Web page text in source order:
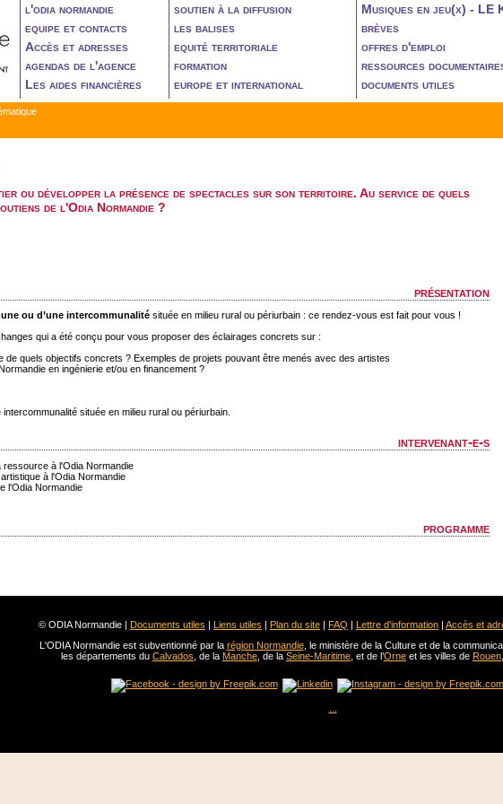
l'odia normandie
equipe et contacts
Accès et adresses
agendas de l'agence
Les aides financières
soutien à la diffusion
les balises
equité territoriale
formation
europe et international
Musiques en jeu(x) - LE
brèves
offres d'emploi
ressources
documents utiles
ou développer la présence de spectacles sur son territoire. Au service de quels
de l'Odia Normandie ?
présentation
ou d’une intercommunalité située en milieu rural ou périurbain : ce rendez-vous est fait pour vous !
qui a été conçu pour vous proposer des éclairages concrets sur :
de quels objectifs concrets ? Exemples de projets pouvant être menés avec des artistes
en ingénierie et/ou en financement ?
intercommunalité située en milieu rural ou périurbain.
intervenant-e-s
ressource à l'Odia Normandie
artistique à l'Odia Normandie
l'Odia Normandie
programme
© ODIA Normandie | Documents utiles | Liens utiles | Plan du site | FAQ | Lettre d'information | Accès et
L'ODIA Normandie est subventionné par la région Normandie, le ministère de la Culture et de la
les départements du Calvados , de la Manche , de la Seine-Maritime , et de l’Orne et les villes de Rouen